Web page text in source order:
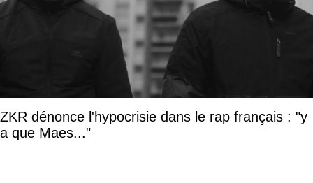
ZKR dénonce l'hypocrisie dans le rap français : "y
a que Maes..."